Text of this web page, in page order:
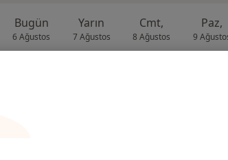
Bugün
6 Ağustos
Yarın
7 Ağustos
Cmt,
8 Ağustos
Paz,
9